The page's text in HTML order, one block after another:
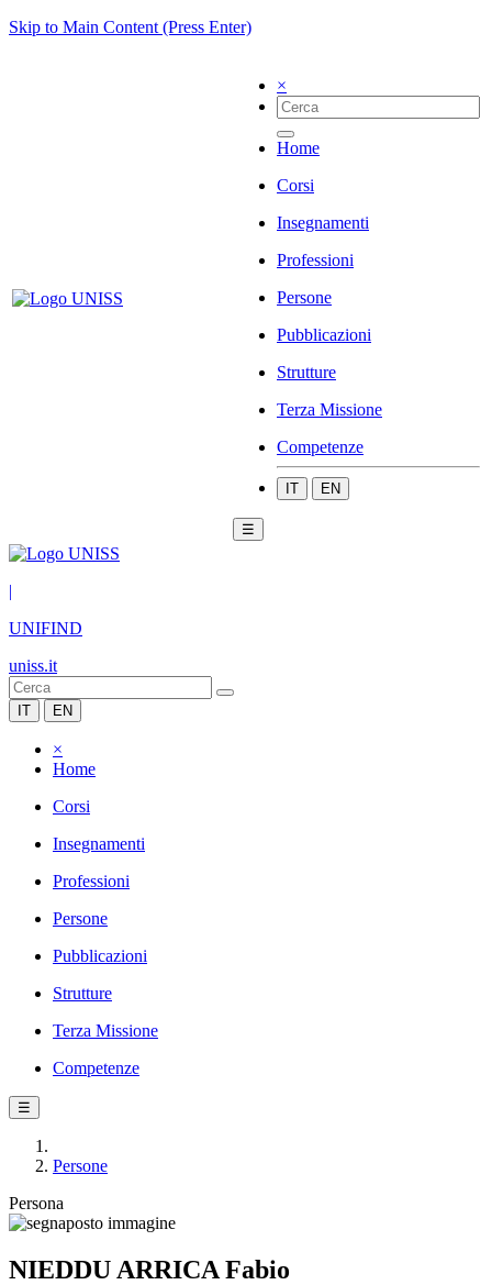
Skip to Main Content (Press Enter)
×
Home
Corsi
Insegnamenti
Professioni
Persone
Pubblicazioni
Strutture
Terza Missione
Competenze
IT EN
☰
|
UNIFIND
uniss.it
IT EN
×
Home
Corsi
Insegnamenti
Professioni
Persone
Pubblicazioni
Strutture
Terza Missione
Competenze
☰
Persone
Persona
NIEDDU ARRICA Fabio